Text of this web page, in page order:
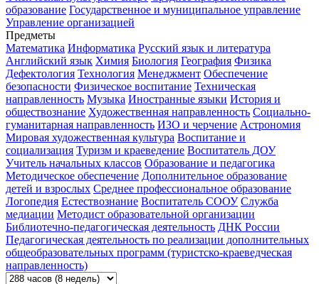
образование Государственное и муниципальное управление
Управление организацией
Предметы
Математика Информатика Русский язык и литература
Английский язык Химия Биология География Физика
Дефектология Технология Менеджмент Обеспечение
безопасности Физическое воспитание Техническая
направленность Музыка Иностранные языки История и
обществознание Художественная направленность Социально-
гуманитарная направленность ИЗО и черчение Астрономия
Мировая художественная культура Воспитание и
социализация Туризм и краеведение Воспитатель ДОУ
Учитель начальных классов Образование и педагогика
Методическое обеспечение Дополнительное образование
детей и взрослых Среднее профессиональное образование
Логопедия Естествознание Воспитатель СООУ Служба
медиации Методист образовательной организации
Библиотечно-педагогическая деятельность ДНК России
Педагогическая деятельность по реализации дополнительных
общеобразовательных программ (туристско-краеведческая
направленность)